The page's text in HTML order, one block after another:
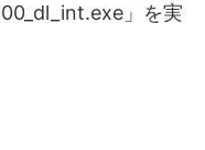
」を実